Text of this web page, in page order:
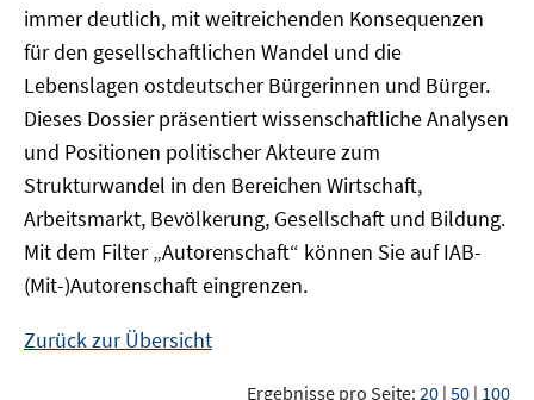
immer deutlich, mit weitreichenden Konsequenzen
für den gesellschaftlichen Wandel und die
Lebenslagen ostdeutscher Bürgerinnen und Bürger.
Dieses Dossier präsentiert wissenschaftliche Analysen
und Positionen politischer Akteure zum
Strukturwandel in den Bereichen Wirtschaft,
Arbeitsmarkt, Bevölkerung, Gesellschaft und Bildung.
Mit dem Filter „Autorenschaft“ können Sie auf IAB-
(Mit-)Autorenschaft eingrenzen.
Zurück zur Übersicht
Ergebnisse pro Seite: 20 | 50 | 100